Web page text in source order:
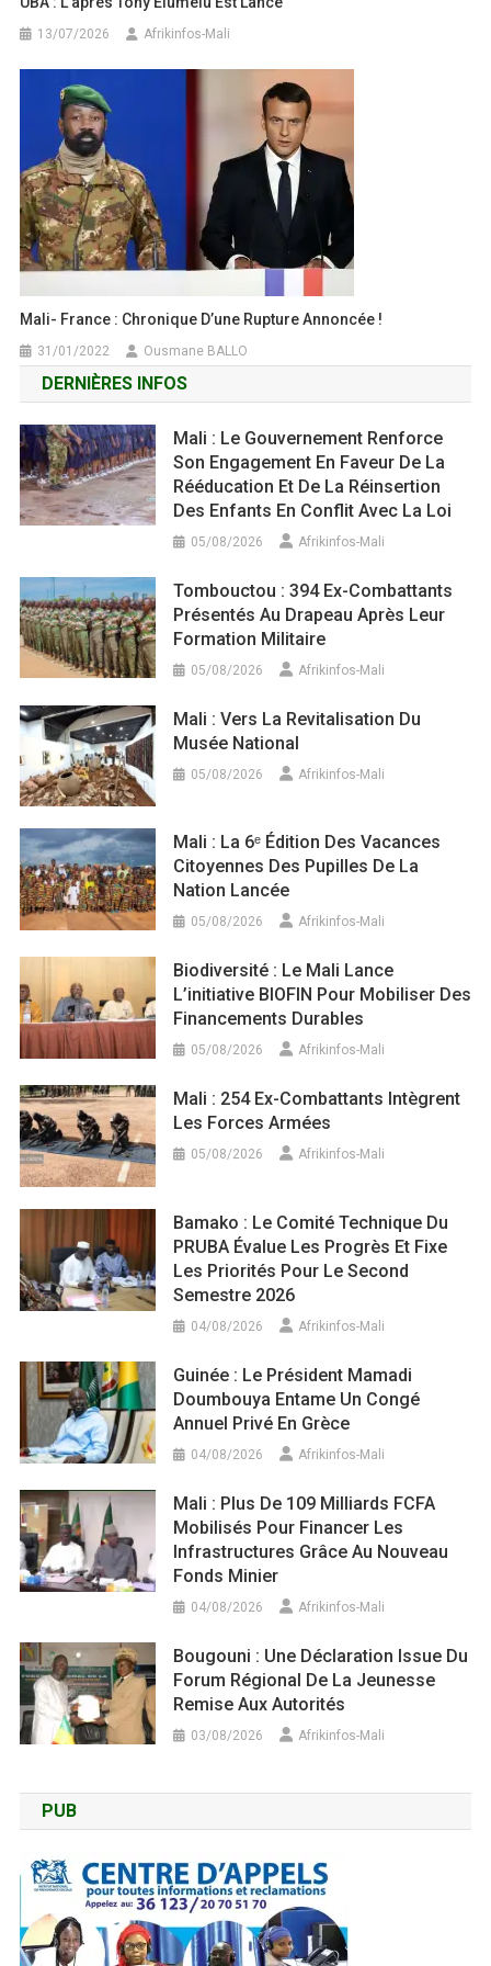
13/07/2026 Afrikinfos-Mali
Mali- France : Chronique D’une Rupture Annoncée !
31/01/2022 Ousmane BALLO
DERNIÈRES INFOS
Mali : Le Gouvernement Renforce
Son Engagement En Faveur De La
Rééducation Et De La Réinsertion
Des Enfants En Conflit Avec La Loi
05/08/2026 Afrikinfos-Mali
Tombouctou : 394 Ex-Combattants
Présentés Au Drapeau Après Leur
Formation Militaire
05/08/2026 Afrikinfos-Mali
Mali : Vers La Revitalisation Du
Musée National
05/08/2026 Afrikinfos-Mali
Mali : La 6ᵉ Édition Des Vacances
Citoyennes Des Pupilles De La
Nation Lancée
05/08/2026 Afrikinfos-Mali
Biodiversité : Le Mali Lance
L’initiative BIOFIN Pour Mobiliser Des
Financements Durables
05/08/2026 Afrikinfos-Mali
Mali : 254 Ex-Combattants Intègrent
Les Forces Armées
05/08/2026 Afrikinfos-Mali
Bamako : Le Comité Technique Du
PRUBA Évalue Les Progrès Et Fixe
Les Priorités Pour Le Second
Semestre 2026
04/08/2026 Afrikinfos-Mali
Guinée : Le Président Mamadi
Doumbouya Entame Un Congé
Annuel Privé En Grèce
04/08/2026 Afrikinfos-Mali
Mali : Plus De 109 Milliards FCFA
Mobilisés Pour Financer Les
Infrastructures Grâce Au Nouveau
Fonds Minier
04/08/2026 Afrikinfos-Mali
Bougouni : Une Déclaration Issue Du
Forum Régional De La Jeunesse
Remise Aux Autorités
03/08/2026 Afrikinfos-Mali
PUB